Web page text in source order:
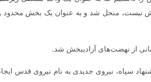
نیست، منحل شد و به عنوان یک بخش محدود
از نهضت­‌های آزادیبخش شد.
پیشنهاد سپاه، نیروی جدیدی به نام نیروی قدس